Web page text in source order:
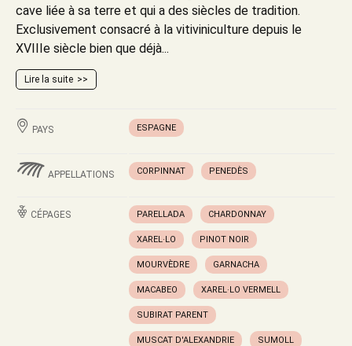
cave liée à sa terre et qui a des siècles de tradition.
Exclusivement consacré à la vitiviniculture depuis le
XVIIIe siècle bien que déjà...
Lire la suite
PAYS ESPAGNE
APPELLATIONS CORPINNAT PENEDÈS
CÉPAGES PARELLADA CHARDONNAY
XAREL·LO PINOT NOIR
MOURVÈDRE GARNACHA
MACABEO XAREL·LO VERMELL
SUBIRAT PARENT
MUSCAT D'ALEXANDRIE SUMOLL